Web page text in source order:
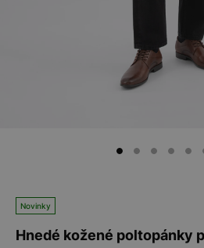
Novinky
Hnedé kožené poltopánky